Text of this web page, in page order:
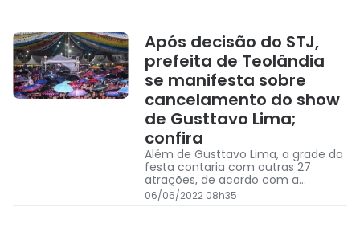
Após decisão do STJ,
prefeita de Teolândia
se manifesta sobre
cancelamento do show
de Gusttavo Lima;
confira
Além de Gusttavo Lima, a grade da
festa contaria com outras 27
atrações, de acordo com a
programação. Teolândia, cidade
com cerca de 15 mil habitantes,
06/06/2022 08h35